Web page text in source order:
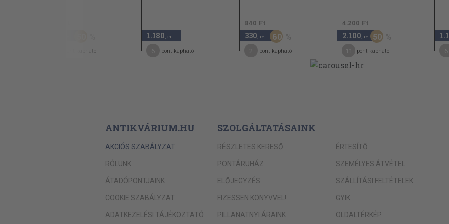
pont kapható
1.180 ,-Ft
pont kapható
840 Ft
330 ,-Ft 60
pont kapható
4.200 Ft
2.100 ,-Ft 50
pont kapható
ANTIKVÁRIUM.HU
AKCIÓS SZABÁLYZAT
RÓLUNK
ÁTADÓPONTJAINK
COOKIE SZABÁLYZAT
ADATKEZELÉSI TÁJÉKOZTATÓ
SZOLGÁLTATÁSAINK
RÉSZLETES KERESŐ
PONTÁRUHÁZ
ELŐJEGYZÉS
FIZESSEN KÖNYVVEL!
PILLANATNYI ÁRAINK
ÉRTESÍTŐ
SZEMÉLYES ÁTVÉTEL
SZÁLLÍTÁSI FELTÉTELEK
GYIK
OLDALTÉRKÉP